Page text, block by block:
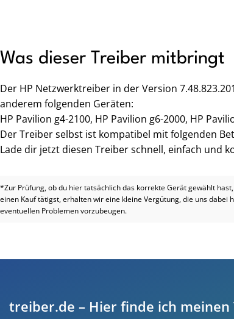
Was dieser Treiber mitbringt
Der HP Netzwerktreiber in der Version
anderem folgenden Geräten:
HP Pavilion g4-2100, HP Pavilion g6-2000, HP
Der Treiber selbst ist kompatibel mit folgenden
Lade dir jetzt diesen Treiber schnell, einfach und
*Zur Prüfung, ob du hier tatsächlich das korrekte Gerät gewählt
einen Kauf tätigst, erhalten wir eine kleine Vergütung, die uns
eventuellen Problemen vorzubeugen.
treiber.de – Hier finde ich meinen